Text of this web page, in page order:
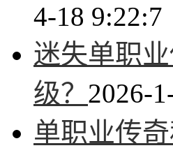
4-18 9:22:7
迷失单职
级？ 2026-
单职业传